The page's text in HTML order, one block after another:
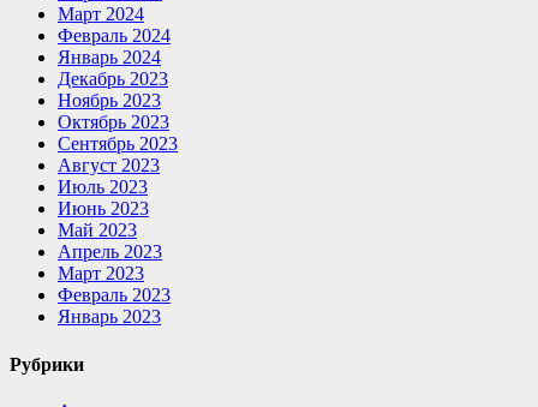
Март 2024
Февраль 2024
Январь 2024
Декабрь 2023
Ноябрь 2023
Октябрь 2023
Сентябрь 2023
Август 2023
Июль 2023
Июнь 2023
Май 2023
Апрель 2023
Март 2023
Февраль 2023
Январь 2023
Рубрики